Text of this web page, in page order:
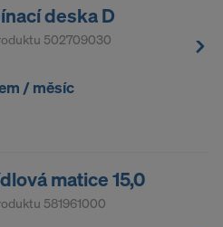
deska D
502709030
/ měsíc
matice 15,0
581961000
Holdings Inc.
LLC
nadále předávat Vaše